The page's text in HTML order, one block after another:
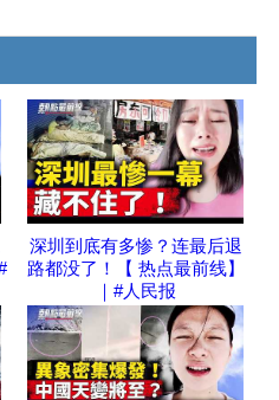
深圳到底有多惨？连最后退
路都没了！【 热点最前线】
｜#人民报